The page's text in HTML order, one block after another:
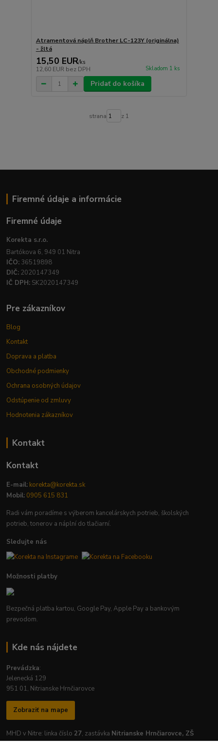
Atramentová náplň Brother LC-123Y (originálna)
- žltá
15,50 EUR/ks
12,60 EUR bez DPH Skladom 1 ks
Pridať do košíka
strana z 1
Firemné údaje a informácie
Firemné údaje
Korekta s.r.o.
Bartókova 6, 949 01 Nitra
IČO: 36519898
DIČ: 2020147349
IČ DPH: SK2020147349
Pre zákazníkov
Blog
Kontakt
Doprava a platba
Obchodné podmienky
Ochrana osobných údajov
Odstúpenie od zmluvy
Hodnotenia zákazníkov
Kontakt
Kontakt
E-mail: korekta@korekta.sk
Mobil: 0905 615 831
Radi vám poradíme s výberom kancelárskych potrieb, školských
potrieb, tonerov a náplní do tlačiarní.
Sledujte nás
Možnosti platby
Bezpečná platba kartou, Google Pay, Apple Pay a bankovým
prevodom.
Kde nás nájdete
Prevádzka:
Jelenecká 129
951 01, Nitrianske Hrnčiarovce
Zobraziť na mape
MHD v Nitre: linka číslo 27, zastávka Nitrianske Hrnčiarovce, ZŠ